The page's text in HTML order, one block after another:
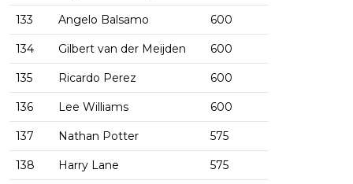
133 Angelo Balsamo 600
134 Gilbert van der Meijden 600
135 Ricardo Perez 600
136 Lee Williams 600
137 Nathan Potter 575
138 Harry Lane 575